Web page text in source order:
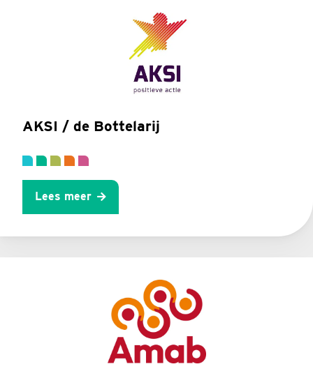
AKSI / de Bottelarij
Lees meer